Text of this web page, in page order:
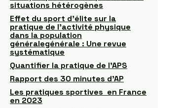
situations hétérogènes
Effet du sport d'élite sur la
pratique de l'activité physique
dans la population
généralegénérale : Une revue
systématique
Quantifier la pratique de l'APS
Rapport des 30 minutes d'AP
Les pratiques sportives en France
en 2023